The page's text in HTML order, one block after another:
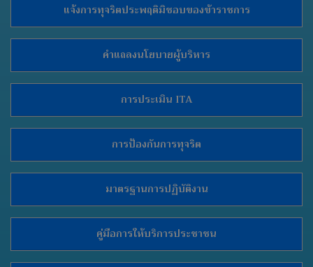
แจ้งการทุจริตประพฤติมิชอบของข้าราชการ
คำแถลงนโยบายผู้บริหาร
การประเมิน ITA
การป้องกันการทุจริต
มาตรฐานการปฏิบัติงาน
คู่มือการให้บริการประชาชน